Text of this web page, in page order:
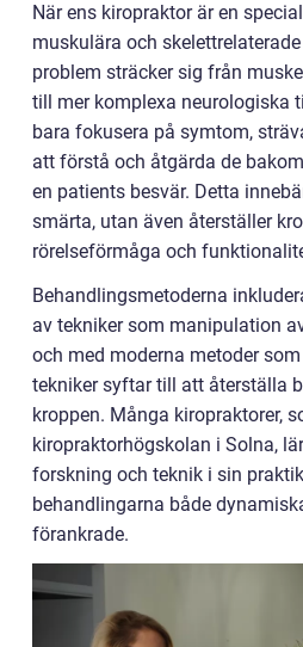
När ens kiropraktor är en
muskulära och
problem sträcker sig från
till mer komplexa neurologiska
bara fokusera på symtom,
att förstå och åtgärda de
en patients besvär. Detta
smärta, utan även återställer
rörelseförmåga och
Behandlingsmetoderna
av tekniker som manipulation
och med moderna metoder
tekniker syftar till att återställa
kroppen. Många kiropraktorer,
kiropraktorhögskolan i Solna,
forskning och teknik i sin
behandlingarna både
förankrade.